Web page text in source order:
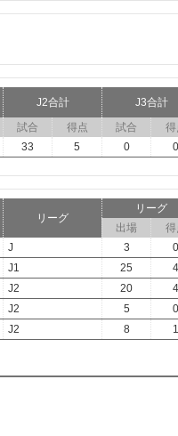
J2合計
J3合計
試合 得点 試合
得
33 5 0 0
リーグ
リーグ
出場
得
J 3
0
J1 25
4
J2 20
4
J2 5
0
J2 8 1